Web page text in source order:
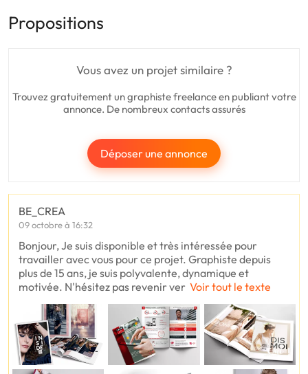
Propositions
Vous avez un projet similaire ?
Trouvez gratuitement un graphiste freelance en publiant votre
annonce. De nombreux contacts assurés
Déposer une annonce
BE_CREA
09 octobre à 16:32
Bonjour, Je suis disponible et très intéressée pour
travailler avec vous pour ce projet. Graphiste depuis
plus de 15 ans, je suis polyvalente, dynamique et
motivée. N'hésitez pas revenir ver Voir tout le texte